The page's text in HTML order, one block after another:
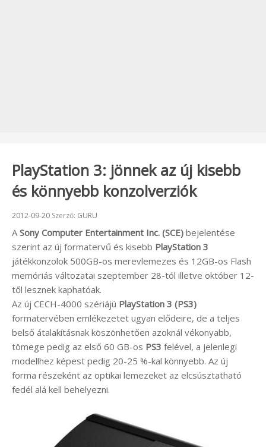
PlayStation 3: jönnek az új kisebb
és könnyebb konzolverziók
Beküldve:
2012-09-20 Szerző: GURU
A Sony Computer Entertainment Inc. (SCE) bejelentése
szerint az új formatervű és kisebb PlayStation 3
játékkonzolok 500GB-os merevlemezes és 12GB-os Flash
memóriás változatai szeptember 28-tól illetve október 12-
től lesznek kaphatóak.
Az új CECH-4000 szériájú PlayStation 3 (PS3)
formatervében emlékezetet ugyan elődeire, de a teljes
belső átalakításnak köszönhetően azoknál vékonyabb,
tömege pedig az első 60 GB-os PS3 felével, a jelenlegi
modellhez képest pedig 20-25 %-kal könnyebb. Az új
forma részeként az optikai lemezeket az elcsúsztatható
fedél alá kell behelyezni.